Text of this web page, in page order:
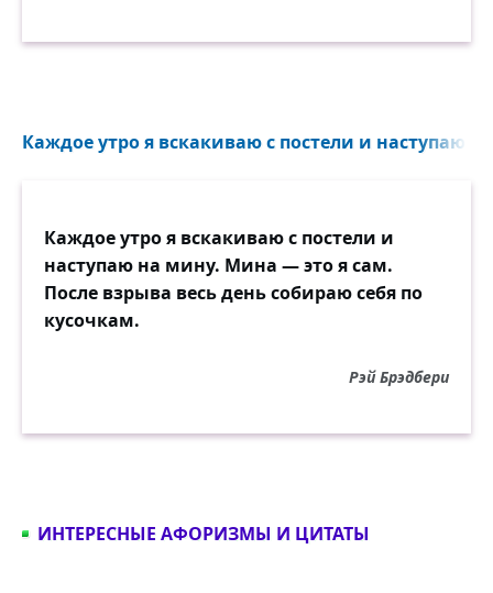
Каждое утро я вскакиваю с постели и наступаю
Каждое утро я вскакиваю с постели и
наступаю на мину. Мина — это я сам.
После взрыва весь день собираю себя по
кусочкам.
Рэй Брэдбери
ИНТЕРЕСНЫЕ АФОРИЗМЫ И ЦИТАТЫ